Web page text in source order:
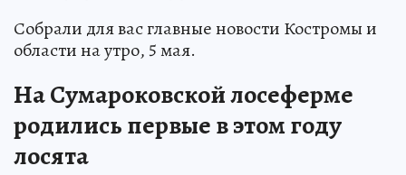
Собрали для вас главные новости Костромы и
области на утро, 5 мая.
На Сумароковской лосеферме
родились первые в этом году
лосята